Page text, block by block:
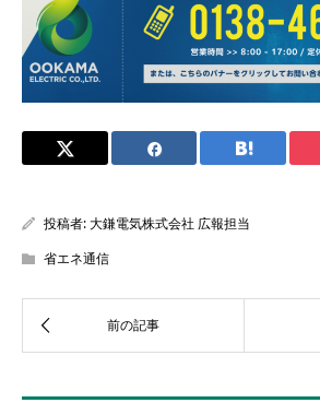
投稿者:大鎌電気株式会社 広報担当
省エネ通信